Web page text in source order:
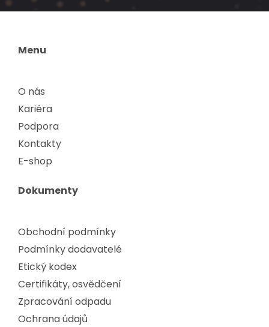
Menu
O nás
Kariéra
Podpora
Kontakty
E-shop
Dokumenty
Obchodní podmínky
Podmínky dodavatelé
Etický kodex
Certifikáty, osvědčení
Zpracování odpadu
Ochrana údajů